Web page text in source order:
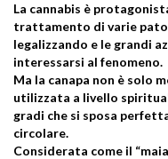
La cannabis è
trattamento di varie
legalizzando e le grandi
interessarsi al fenomeno.
Ma la canapa non è solo
utilizzata a livello
gradi che si sposa
circolare.
Considerata come il